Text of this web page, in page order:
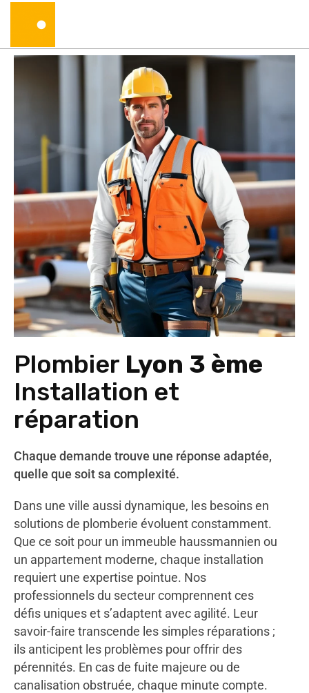
Plombier Lyon 3 ème
Installation et
réparation
Chaque demande trouve une réponse adaptée,
quelle que soit sa complexité.
Dans une ville aussi dynamique, les besoins en
solutions de plomberie évoluent constamment.
Que ce soit pour un immeuble haussmannien ou
un appartement moderne, chaque installation
requiert une expertise pointue. Nos
professionnels du secteur comprennent ces
défis uniques et s’adaptent avec agilité. Leur
savoir-faire transcende les simples réparations ;
ils anticipent les problèmes pour offrir des
pérennités. En cas de fuite majeure ou de
canalisation obstruée, chaque minute compte.